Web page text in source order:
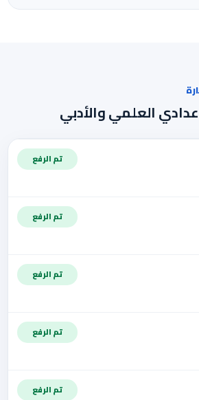
العلمي والأدبي
تم الرفع
تم الرفع
تم الرفع
تم الرفع
تم الرفع